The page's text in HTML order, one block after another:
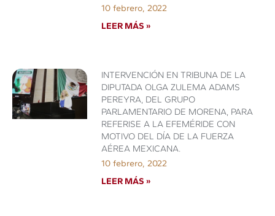
10 febrero, 2022
LEER MÁS »
INTERVENCIÓN EN TRIBUNA DE LA
DIPUTADA OLGA ZULEMA ADAMS
PEREYRA, DEL GRUPO
PARLAMENTARIO DE MORENA, PARA
REFERISE A LA EFEMÉRIDE CON
MOTIVO DEL DÍA DE LA FUERZA
AÉREA MEXICANA.
10 febrero, 2022
LEER MÁS »